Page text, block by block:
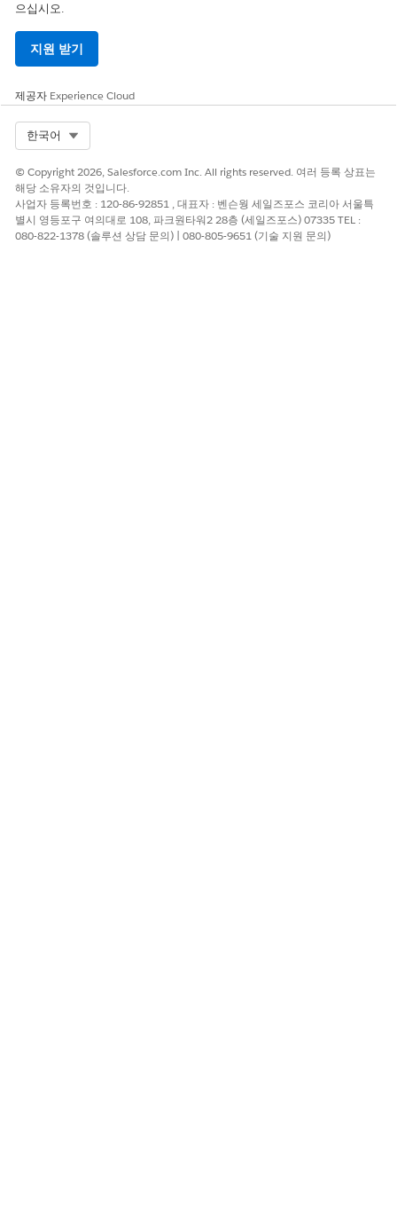
으십시오.
지원 받기
제공자 Experience Cloud
한국어
© Copyright 2026, Salesforce.com Inc. All rights reserved. 여러 등록 상표는
해당 소유자의 것입니다.
사업자 등록번호 : 120-86-92851 , 대표자 : 벤슨웡 세일즈포스 코리아 서울특
별시 영등포구 여의대로 108, 파크원타워2 28층 (세일즈포스) 07335 TEL :
080-822-1378 (솔루션 상담 문의) | 080-805-9651 (기술 지원 문의)